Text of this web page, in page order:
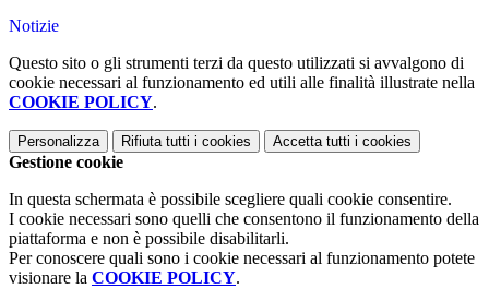
Notizie
Questo sito o gli strumenti terzi da questo utilizzati si avvalgono di
cookie necessari al funzionamento ed utili alle finalità illustrate nella
COOKIE POLICY.
Personalizza Rifiuta tutti i cookies Accetta tutti i cookies
Gestione cookie
In questa schermata è possibile scegliere quali cookie consentire.
I cookie necessari sono quelli che consentono il funzionamento della
piattaforma e non è possibile disabilitarli.
Per conoscere quali sono i cookie necessari al funzionamento potete
visionare la COOKIE POLICY.